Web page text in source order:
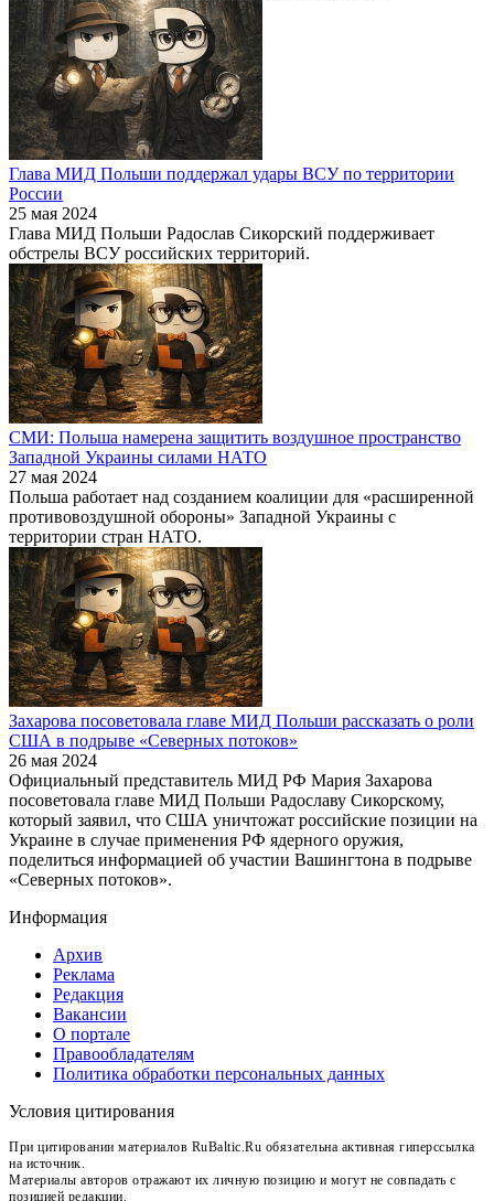
Глава МИД Польши поддержал удары ВСУ по территории
России
25 мая 2024
Глава МИД Польши Радослав Сикорский поддерживает
обстрелы ВСУ российских территорий.
СМИ: Польша намерена защитить воздушное пространство
Западной Украины силами НАТО
27 мая 2024
Польша работает над созданием коалиции для «расширенной
противовоздушной обороны» Западной Украины с
территории стран НАТО.
Захарова посоветовала главе МИД Польши рассказать о роли
США в подрыве «Северных потоков»
26 мая 2024
Официальный представитель МИД РФ Мария Захарова
посоветовала главе МИД Польши Радославу Сикорскому,
который заявил, что США уничтожат российские позиции на
Украине в случае применения РФ ядерного оружия,
поделиться информацией об участии Вашингтона в подрыве
«Северных потоков».
Информация
Архив
Реклама
Редакция
Вакансии
О портале
Правообладателям
Политика обработки персональных данных
Условия цитирования
При цитировании материалов RuBaltic.Ru обязательна активная гиперссылка
на источник.
Материалы авторов отражают их личную позицию и могут не совпадать с
позицией редакции.